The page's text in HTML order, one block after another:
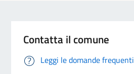
Contatta il comune
Leggi le domande frequenti